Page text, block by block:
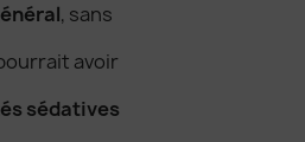
, sans
avoir
sédatives